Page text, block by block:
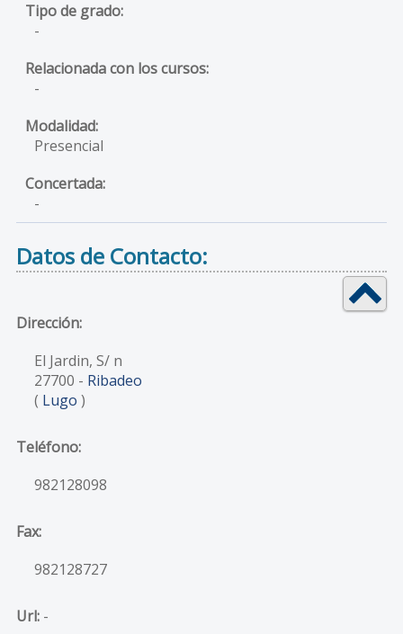
-
-
Presencial
-
Datos de Contacto:
Dirección:
El Jardin, S/ n
27700 - Ribadeo
( Lugo )
Teléfono:
982128098
Fax:
982128727
Url:-